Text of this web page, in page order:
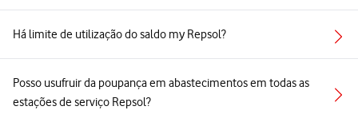
Há limite de utilização do saldo my Repsol?
Posso usufruir da poupança em abastecimentos em todas as
estações de serviço Repsol?